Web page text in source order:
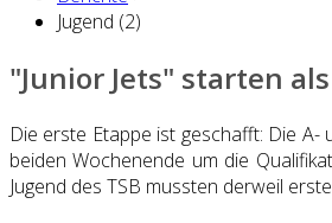
Jugend (2)
"Junior Jets" starten
Die erste Etappe ist geschafft: Die
beiden Wochenende um die
Jugend des TSB mussten derweil